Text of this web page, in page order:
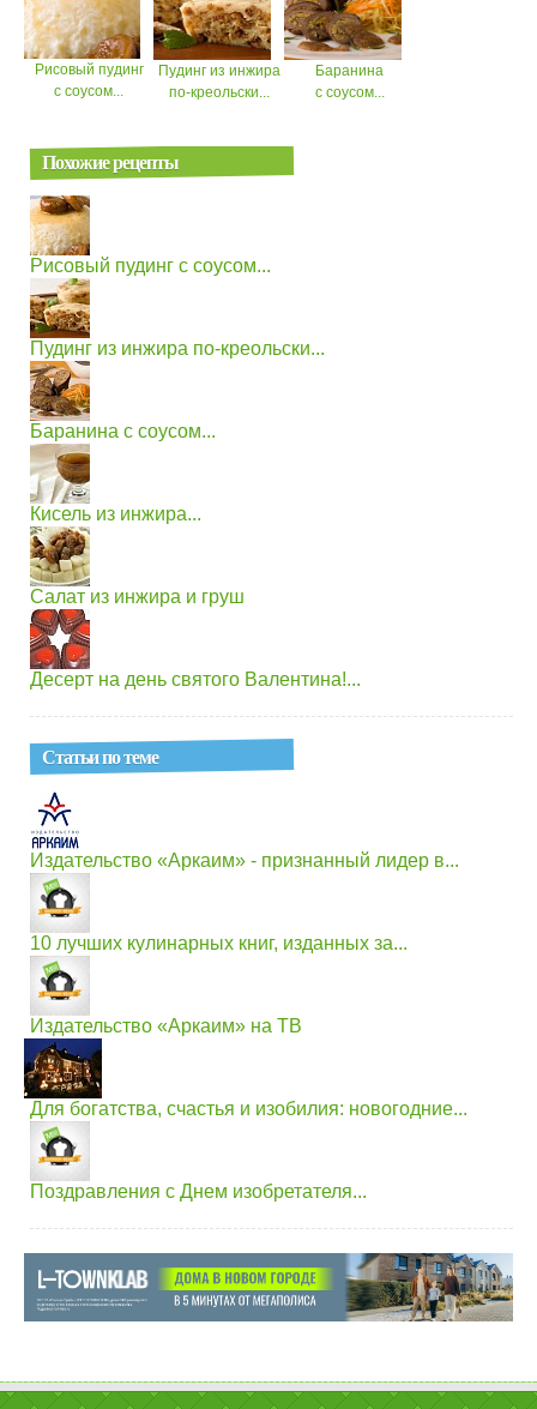
Рисовый пудинг
с соусом...
Пудинг из инжира
по-креольски...
Баранина
с соусом...
Похожие рецепты
Рисовый пудинг с соусом...
Пудинг из инжира по-креольски...
Баранина с соусом...
Кисель из инжира...
Салат из инжира и груш
Десерт на день святого Валентина!...
Статьи по теме
Издательство «Аркаим» - признанный лидер в...
10 лучших кулинарных книг, изданных за...
Издательство «Аркаим» на ТВ
Для богатства, счастья и изобилия: новогодние...
Поздравления с Днем изобретателя...